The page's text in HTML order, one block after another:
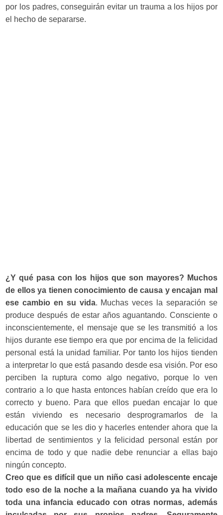
por los padres, conseguirán evitar un trauma a los hijos por
el hecho de separarse.
¿Y qué pasa con los hijos que son mayores? Muchos
de ellos ya tienen conocimiento de causa y encajan mal
ese cambio en su vida. Muchas veces la separación se
produce después de estar años aguantando. Consciente o
inconscientemente, el mensaje que se les transmitió a los
hijos durante ese tiempo era que por encima de la felicidad
personal está la unidad familiar. Por tanto los hijos tienden
a interpretar lo que está pasando desde esa visión. Por eso
perciben la ruptura como algo negativo, porque lo ven
contrario a lo que hasta entonces habían creído que era lo
correcto y bueno. Para que ellos puedan encajar lo que
están viviendo es necesario desprogramarlos de la
educación que se les dio y hacerles entender ahora que la
libertad de sentimientos y la felicidad personal están por
encima de todo y que nadie debe renunciar a ellas bajo
ningún concepto.
Creo que es difícil que un niño casi adolescente encaje
todo eso de la noche a la mañana cuando ya ha vivido
toda una infancia educado con otras normas, además